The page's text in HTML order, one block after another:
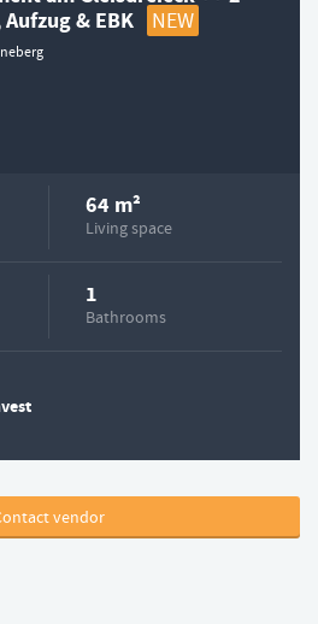
& EBK
NEW
64 m²
Living space
1
Bathrooms
vendor